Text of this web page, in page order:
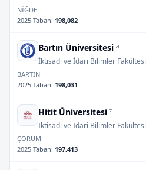
NİĞDE
2025 Taban: 198,082
Bartın Üniversitesi
İktisadi ve İdari Bilimler Fakültesi
BARTIN
2025 Taban: 198,031
Hitit Üniversitesi
İktisadi ve İdari Bilimler Fakültesi
ÇORUM
2025 Taban: 197,413